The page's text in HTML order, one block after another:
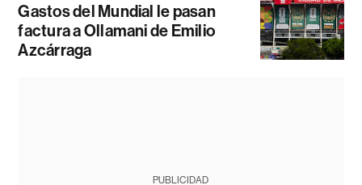
Gastos del Mundial le pasan
factura a Ollamani de Emilio
Azcárraga
PUBLICIDAD